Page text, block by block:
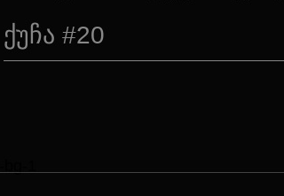
ქუჩა #20